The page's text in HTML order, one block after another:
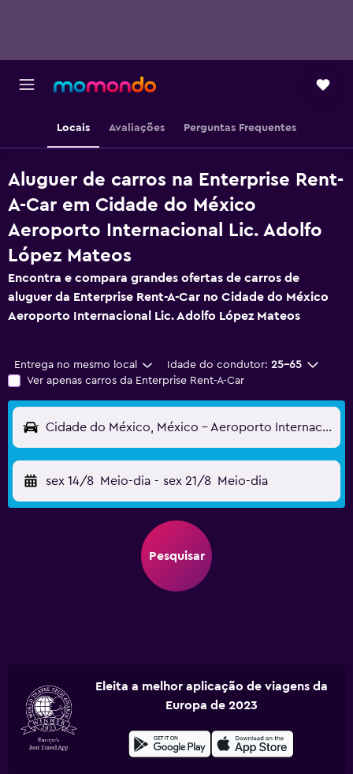
Locais Avaliações Perguntas Frequentes
Aluguer de carros na Enterprise Rent-
A-Car em Cidade do México
Aeroporto Internacional Lic. Adolfo
López Mateos
Encontra e compara grandes ofertas de carros de
aluguer da Enterprise Rent-A-Car no Cidade do México
Aeroporto Internacional Lic. Adolfo López Mateos
Entrega no mesmo local Idade do condutor: 25-65
Ver apenas carros da Enterprise Rent-A-Car
Cidade do México, México - Aeroporto Internacional Lic. Adolfo López Mateos (TLC)
sex 14/8 Meio-dia - sex 21/8 Meio-dia
Pesquisar
Eleita a melhor aplicação de viagens da
Europa de 2023